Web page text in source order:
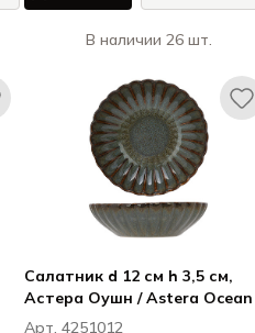
В наличии 26 шт.
Салатник d 12 см h 3,5 см,
Астера Оушн / Astera Ocean
Арт. 4251012